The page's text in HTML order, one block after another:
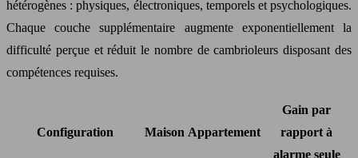
hétérogènes : physiques, électroniques, temporels et psychologiques.
Chaque couche supplémentaire augmente exponentiellement la
difficulté perçue et réduit le nombre de cambrioleurs disposant des
compétences requises.
Configuration Maison Appartement
Gain par
rapport à
alarme seule